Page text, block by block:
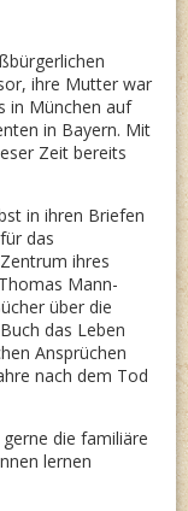
ihre Mutter war
in München auf
in Bayern. Mit
Zeit bereits
in ihren Briefen
das
ihres
Mann-
über die
das Leben
Ansprüchen
nach dem Tod
die familiäre
lernen